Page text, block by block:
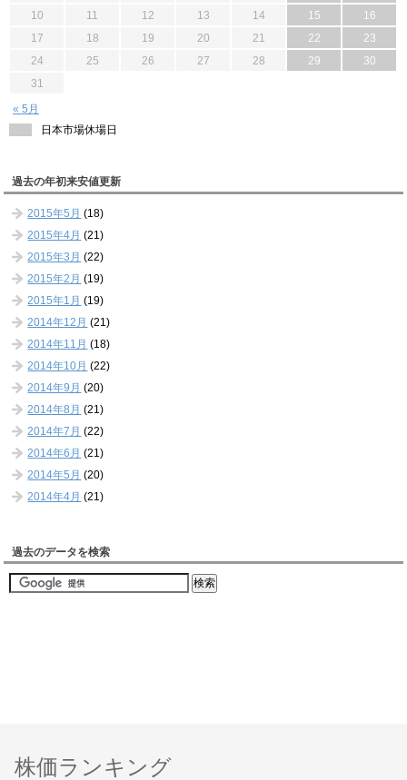
« 5月
10
11 12 13 14 15
16
17
18 19 20 21 22
23
24
25 26 27 28 29
30
31
日本市場休場日
過去の年初来安値更新
2015年5月 (18)
2015年4月 (21)
2015年3月 (22)
2015年2月 (19)
2015年1月 (19)
2014年12月 (21)
2014年11月 (18)
2014年10月 (22)
2014年9月 (20)
2014年8月 (21)
2014年7月 (22)
2014年6月 (21)
2014年5月 (20)
2014年4月 (21)
過去のデータを検索
株価ランキング